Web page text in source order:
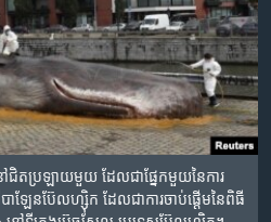
ៅជិត​ប្រឡាយ​មួយ ដែល​ជា​ផ្នែក​មួយ​នៃ​ការ​
ឡែន​ប៊ែលហ្ស៊ិក ដែល​ជា​ការ​ចាប់​ផ្ដើម​នៃ​ពិធី​